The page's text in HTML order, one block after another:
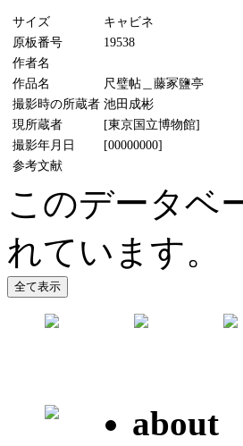
サイズ
キャビネ
原板番号
19538
作者名
作品名
尺璧帖＿藤冢鹽亭
撮影時の所蔵者 池田成彬
現所蔵者
[東京国立博物館]
撮影年月日
[00000000]
参考文献
このデータベ
れています。
about